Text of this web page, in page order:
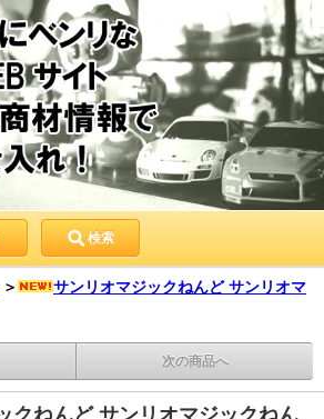
検索
＞
サンリオマジックねんど サンリオマ
次の商品へ
クねんど サンリオマジックねん